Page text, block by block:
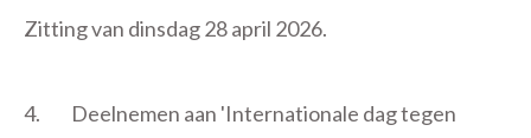
Zitting van dinsdag 28 april 2026.
4.
Deelnemen aan 'Internationale dag tegen